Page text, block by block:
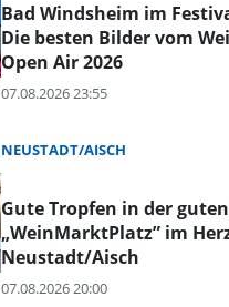
Bad Windsheim im
Die besten Bilder vom
Open Air 2026
07.08.2026 23:55
NEUSTADT/AISCH
Gute Tropfen in der
„WeinMarktPlatz” im
Neustadt/Aisch
07.08.2026 20:00